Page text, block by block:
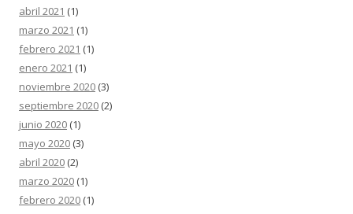
abril 2021 (1)
marzo 2021 (1)
febrero 2021 (1)
enero 2021 (1)
noviembre 2020 (3)
septiembre 2020 (2)
junio 2020 (1)
mayo 2020 (3)
abril 2020 (2)
marzo 2020 (1)
febrero 2020 (1)